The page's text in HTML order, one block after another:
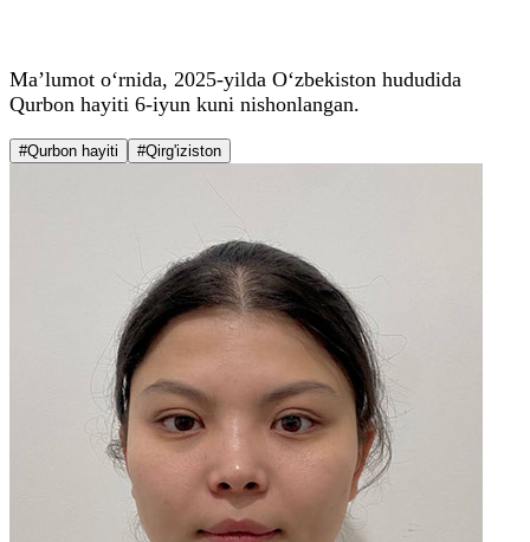
Ma’lumot o‘rnida, 2025-yilda O‘zbekiston hududida
Qurbon hayiti 6-iyun kuni nishonlangan.
#Qurbon hayiti #Qirg'iziston